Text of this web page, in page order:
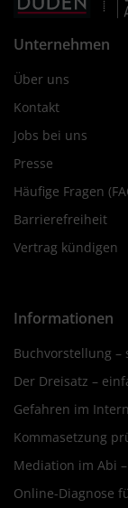
Unternehmen
Über uns
Kontakt
Jobs bei uns
Presse
Häufige Fragen
Barrierefreiheit
Vertrag kündigen
Informationen
Buchvorstellung –
Der Dreisatz –
Gefahren im
Kommasetzung
Mediation im Abi
Online-Diagnose